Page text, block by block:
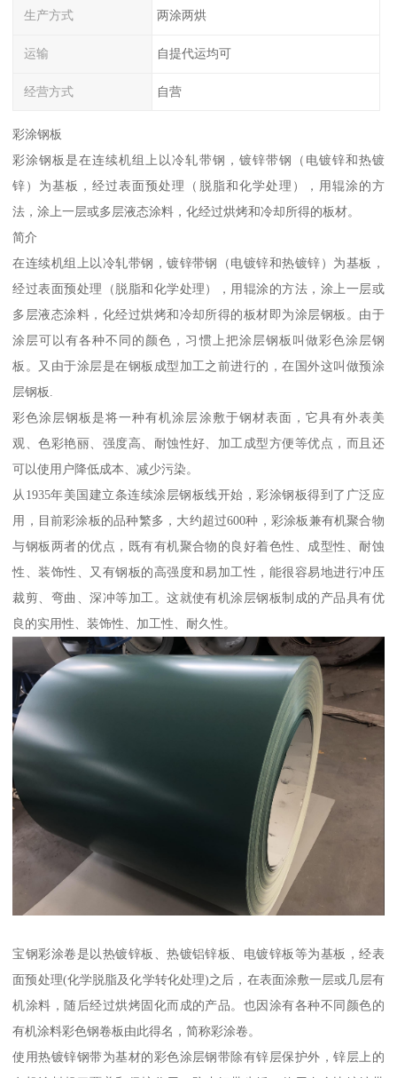
生产方式 两涂两烘
运输 自提代运均可
经营方式 自营
彩涂钢板
彩涂钢板是在连续机组上以冷轧带钢，镀锌带钢（电镀锌和热镀
锌）为基板，经过表面预处理（脱脂和化学处理），用辊涂的方
法，涂上一层或多层液态涂料，化经过烘烤和冷却所得的板材。
简介
在连续机组上以冷轧带钢，镀锌带钢（电镀锌和热镀锌）为基板，
经过表面预处理（脱脂和化学处理），用辊涂的方法，涂上一层或
多层液态涂料，化经过烘烤和冷却所得的板材即为涂层钢板。由于
涂层可以有各种不同的颜色，习惯上把涂层钢板叫做彩色涂层钢
板。又由于涂层是在钢板成型加工之前进行的，在国外这叫做预涂
层钢板.
彩色涂层钢板是将一种有机涂层涂敷于钢材表面，它具有外表美
观、色彩艳丽、强度高、耐蚀性好、加工成型方便等优点，而且还
可以使用户降低成本、减少污染。
从1935年美国建立条连续涂层钢板线开始，彩涂钢板得到了广泛应
用，目前彩涂板的品种繁多，大约超过600种，彩涂板兼有机聚合物
与钢板两者的优点，既有有机聚合物的良好着色性、成型性、耐蚀
性、装饰性、又有钢板的高强度和易加工性，能很容易地进行冲压
裁剪、弯曲、深冲等加工。这就使有机涂层钢板制成的产品具有优
良的实用性、装饰性、加工性、耐久性。
宝钢彩涂卷是以热镀锌板、热镀铝锌板、电镀锌板等为基板，经表
面预处理(化学脱脂及化学转化处理)之后，在表面涂敷一层或几层有
机涂料，随后经过烘烤固化而成的产品。也因涂有各种不同颜色的
有机涂料彩色钢卷板由此得名，简称彩涂卷。
使用热镀锌钢带为基材的彩色涂层钢带除有锌层保护外，锌层上的